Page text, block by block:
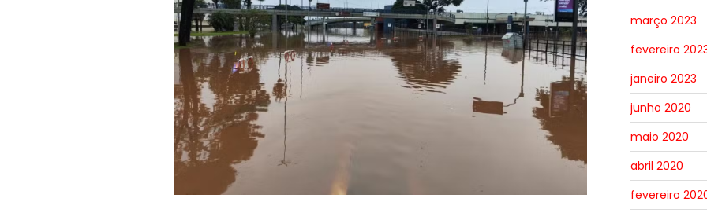
março 2023
fevereiro
janeiro 2023
junho 2020
maio 2020
abril 2020
fevereiro